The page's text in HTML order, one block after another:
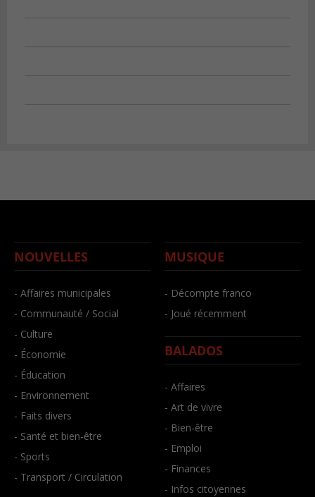
NOUVELLES
- Affaires municipales
- Communauté / Social
- Culture
- Économie
- Éducation
- Environnement
- Faits divers
- Santé et bien-être
- Sports
- Transport / Circulation
MUSIQUE
- Décompte franco
- Joué récemment
BALADOS
- Affaires
- Art de vivre
- Bien-être
- Emploi
- Finances
- Infos citoyennes